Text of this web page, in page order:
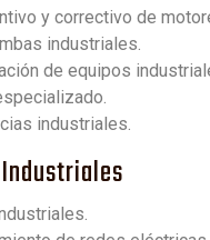
y correctivo de
industriales.
de equipos
industriales.